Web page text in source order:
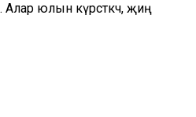
Алар юлын күрсәткәч, җиң